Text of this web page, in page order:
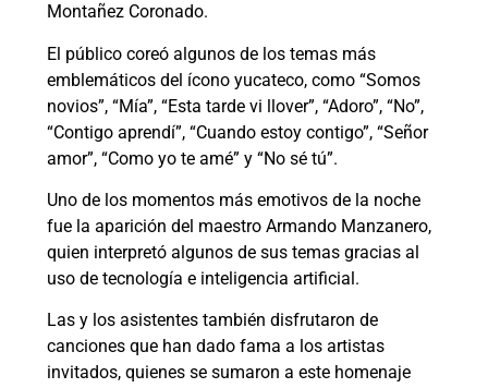
Montañez Coronado.
El público coreó algunos de los temas más
emblemáticos del ícono yucateco, como “Somos
novios”, “Mía”, “Esta tarde vi llover”, “Adoro”, “No”,
“Contigo aprendí”, “Cuando estoy contigo”, “Señor
amor”, “Como yo te amé” y “No sé tú”.
Uno de los momentos más emotivos de la noche
fue la aparición del maestro Armando Manzanero,
quien interpretó algunos de sus temas gracias al
uso de tecnología e inteligencia artificial.
Las y los asistentes también disfrutaron de
canciones que han dado fama a los artistas
invitados, quienes se sumaron a este homenaje